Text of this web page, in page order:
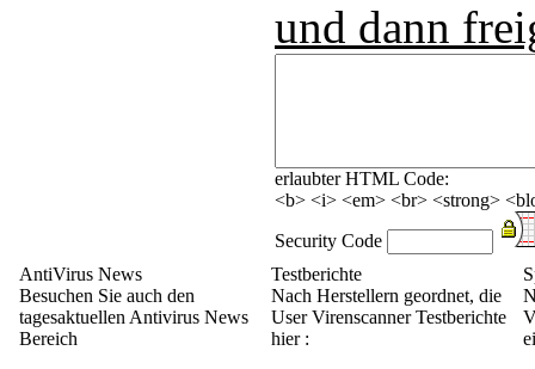
und dann
erlaubter HTML Code:
<b> <i> <em> <br> <strong>
Security Code
AntiVirus News
Besuchen Sie auch den
tagesaktuellen Antivirus News
Bereich
Testberichte
Nach Herstellern geordnet, die
User Virenscanner Testberichte
hier :